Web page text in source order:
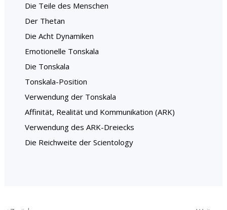
Die Teile des Menschen
Der Thetan
Die Acht Dynamiken
Emotionelle Tonskala
Die Tonskala
Tonskala-Position
Verwendung der Tonskala
Affinität, Realität und Kommunikation (ARK)
Verwendung des ARK-Dreiecks
Die Reichweite der Scientology